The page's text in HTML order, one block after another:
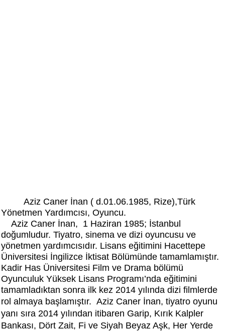
Aziz Caner İnan ( d.01.06.1985, Rize),Türk
Yönetmen Yardımcısı, Oyuncu.
Aziz Caner İnan, 1 Haziran 1985; İstanbul
doğumludur. Tiyatro, sinema ve dizi oyuncusu ve
yönetmen yardımcısıdır. Lisans eğitimini Hacettepe
Üniversitesi İngilizce İktisat Bölümünde tamamlamıştır.
Kadir Has Üniversitesi Film ve Drama bölümü
Oyunculuk Yüksek Lisans Programı’nda eğitimini
tamamladıktan sonra ilk kez 2014 yılında dizi filmlerde
rol almaya başlamıştır. Aziz Caner İnan, tiyatro oyunu
yanı sıra 2014 yılından itibaren Garip, Kırık Kalpler
Bankası, Dört Zait, Fi ve Siyah Beyaz Aşk, Her Yerde